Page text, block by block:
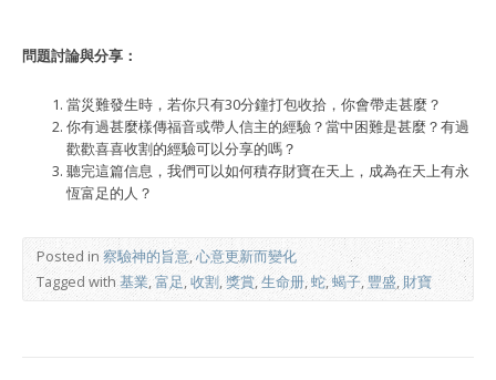
問題討論與分享：
當災難發生時，若你只有30分鐘打包收拾，你會帶走甚麼？
你有過甚麼樣傳福音或帶人信主的經驗？當中困難是甚麼？有過
歡歡喜喜收割的經驗可以分享的嗎？
聽完這篇信息，我們可以如何積存財寶在天上，成為在天上有永
恆富足的人？
Posted in 察驗神的旨意,心意更新而變化
Tagged with基業,富足,收割,獎賞,生命册,蛇,蝎子,豐盛,財寶